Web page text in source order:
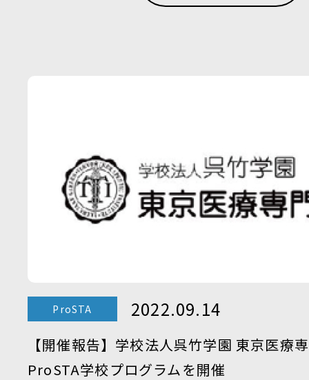
ProSTA 2022.09.14
【開催報告】学校法人呉竹学園 東京医療
ProSTA学校プログラムを開催